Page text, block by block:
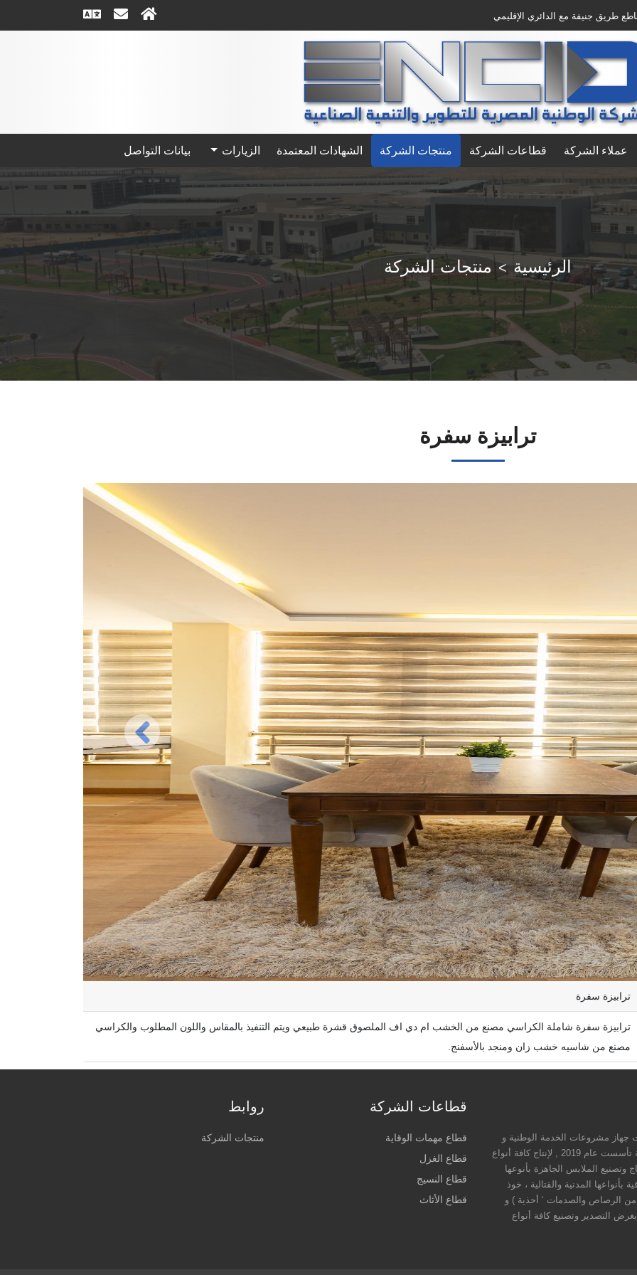
طريق جنيفة مع الدائري الإقليمي
عملاء الشركة قطاعات الشركة منتجات الشركة الشهادات المعتمدة الزيارات بيانات التواصل
الرئيسية > منتجات الشركة
ترابيزة سفرة
Previous
ترابيزة سفرة
ترابيزة سفرة شاملة الكراسي مصنع من الخشب ام دي اف الملصوق قشرة طبيعي ويتم التنفيذ بالمقاس واللون المطلوب والكراسي
مصنع من شاسيه خشب زان ومنجد بالأسفنج.
جهاز مشروعات الخدمة الوطنية و
هي شركة مساهمة مصرية تعمل بنظام المناطق الحرة الخاصة تأسست عام 2019 , لإنتاج كافة أنواع
وتصنيع الملابس الجاهزة بأنوعها
المدنية والقتالية ، خوذ
من الرصاص والصدمات ‘ أحذية ) و
التصدير وتصنيع كافة أنواع
قطاعات الشركة
قطاع مهمات الوقاية
قطاع الغزل
قطاع النسيج
قطاع الأثاث
روابط
منتجات الشركة